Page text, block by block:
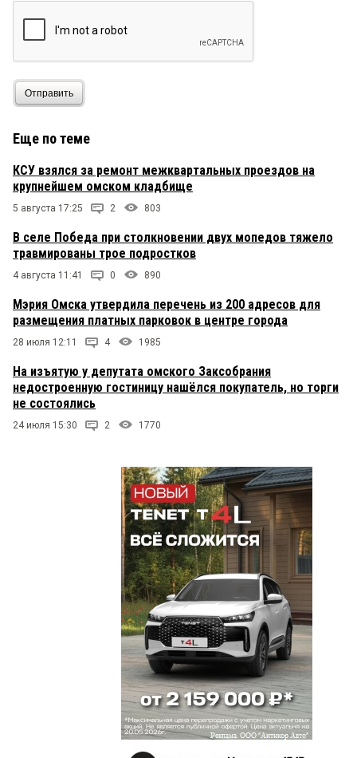
Отправить
Еще по теме
КСУ взялся за ремонт межквартальных проездов на
крупнейшем омском кладбище
5 августа 17:25 2 803
В селе Победа при столкновении двух мопедов тяжело
травмированы трое подростков
4 августа 11:41 0 890
Мэрия Омска утвердила перечень из 200 адресов для
размещения платных парковок в центре города
28 июля 12:11 4 1985
На изъятую у депутата омского Заксобрания
недостроенную гостиницу нашёлся покупатель, но торги
не состоялись
24 июля 15:30 2 1770